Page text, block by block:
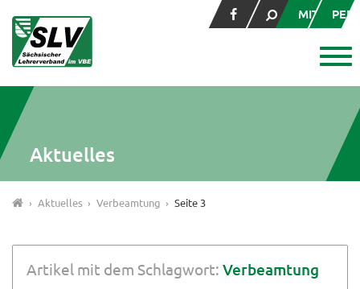
MITGLIED
Aktuelles
Aktuelles Verbeamtung Seite 3
Artikel mit dem Schlagwort: Verbeamtung